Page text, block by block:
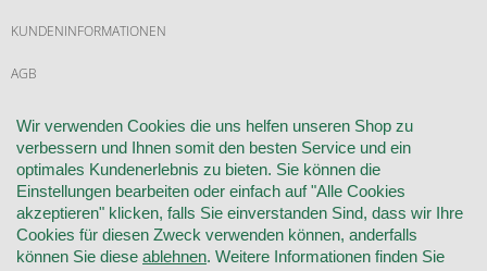
KUNDENINFORMATIONEN
AGB
WIDERRUF
VERTRAG WIDERRUFEN
KONTAKT
DATENSCHUTZ
Wir verwenden Cookies die uns helfen unseren Shop zu
verbessern und Ihnen somit den besten Service und ein
optimales Kundenerlebnis zu bieten. Sie können die
Einstellungen bearbeiten oder einfach auf "Alle Cookies
akzeptieren" klicken, falls Sie einverstanden Sind, dass wir Ihre
Cookies für diesen Zweck verwenden können, anderfalls
können Sie diese ablehnen. Weitere Informationen finden Sie